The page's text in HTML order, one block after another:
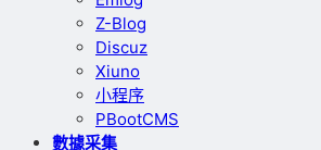
Z-Blog
Discuz
Xiuno
小程序
PBootCMS
數據采集